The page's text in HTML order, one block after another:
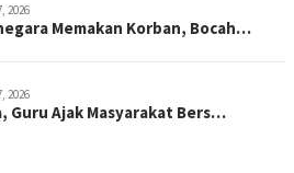
2026
Memakan Korban, Bocah…
2026
Guru Ajak Masyarakat Bers…